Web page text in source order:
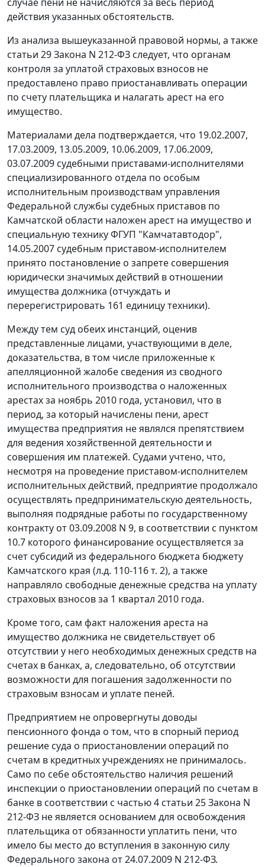
действия указанных обстоятельств.
Из анализа вышеуказанной правовой нормы, а также
статьи 29Закона N 212-ФЗ следует, что органам
контроля за уплатой страховых взносов не
предоставлено право приостанавливать операции
по счету плательщика и налагать арест на его
имущество.
Материалами дела подтверждается, что 19.02.2007,
17.03.2009, 13.05.2009, 10.06.2009, 17.06.2009,
03.07.2009 судебными приставами-исполнителями
специализированного отдела по особым
исполнительным производствам управления
Федеральной службы судебных приставов по
Камчатской области наложен арест на имущество и
специальную технику ФГУП "Камчатавтодор",
14.05.2007 судебным приставом-исполнителем
принято постановление о запрете совершения
юридически значимых действий в отношении
имущества должника (отчуждать и
перерегистрировать 161 единицу техники).
Между тем суд обеих инстанций, оценив
представленные лицами, участвующими в деле,
доказательства, в том числе приложенные к
апелляционной жалобе сведения из сводного
исполнительного производства о наложенных
арестах за ноябрь 2010 года, установил, что в
период, за который начислены пени, арест
имущества предприятия не являлся препятствием
для ведения хозяйственной деятельности и
совершения им платежей. Судами учтено, что,
несмотря на проведение приставом-исполнителем
исполнительных действий, предприятие продолжало
осуществлять предпринимательскую деятельность,
выполняя подрядные работы по государственному
контракту от 03.09.2008 N 9, в соответствии с пунктом
10.7 которого финансирование осуществляется за
счет субсидий из федерального бюджета бюджету
Камчатского края (л.д. 110-116 т. 2), а также
направляло свободные денежные средства на уплату
страховых взносов за 1 квартал 2010 года.
Кроме того, сам факт наложения ареста на
имущество должника не свидетельствует об
отсутствии у него необходимых денежных средств на
счетах в банках, а, следовательно, об отсутствии
возможности для погашения задолженности по
страховым взносам и уплате пеней.
Предприятием не опровергнуты доводы
пенсионного фонда о том, что в спорный период
решение суда о приостановлении операций по
счетам в кредитных учреждениях не принималось.
Само по себе обстоятельство наличия решений
инспекции о приостановлении операций по счетам в
банке в соответствии с частью 4 статьи 25Закона N
212-ФЗ не является основанием для освобождения
плательщика от обязанности уплатить пени, что
имело бы место до вступления в законную силу
Федерального закона от 24.07.2009 N 212-ФЗ.